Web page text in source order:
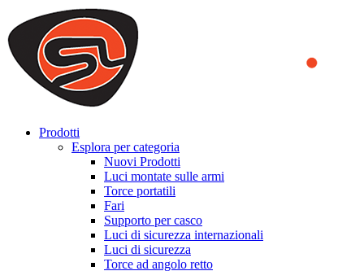
We use cookies to ensure that we provide you the best experience
on our website. By continuing to browse this website, you accept
that cookies are used to help us analyze how the website is used and
to offer you a better experience. To learn more or to find out how
you can disable cookies, you can access our
Prodotti
Esplora per categoria
Nuovi Prodotti
Luci montate sulle armi
Torce portatili
Fari
Supporto per casco
Luci di sicurezza internazionali
Luci di sicurezza
Torce ad angolo retto